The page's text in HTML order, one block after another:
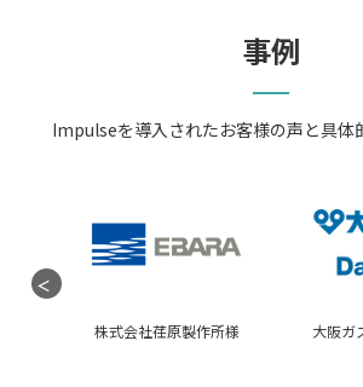
事例
Impulseを導入されたお客様の声と具体
株式会社荏原製作所様 大阪ガ